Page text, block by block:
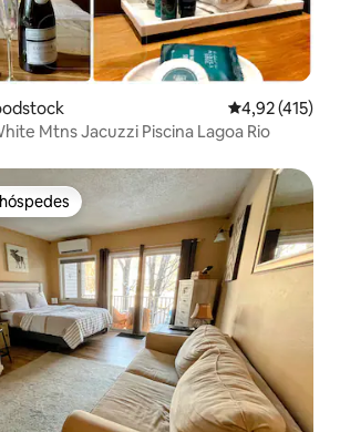
4,92 de uma
4,92 (415)
Mtns Jacuzzi Piscina Lagoa Rio
preferidos dos hóspedes